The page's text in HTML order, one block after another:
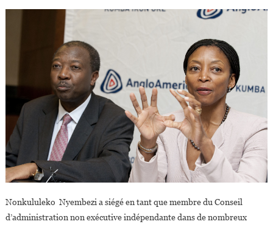
Nonkululeko Nyembezi a siégé en tant que membre du Conseil
d’administration non exécutive indépendante dans de nombreux